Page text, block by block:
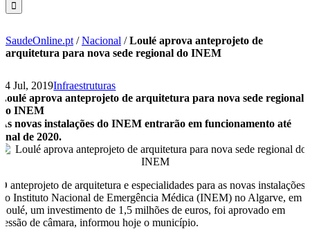
SaudeOnline.pt /Nacional /Loulé aprova anteprojeto de
arquitetura para nova sede regional do INEM
24 Jul, 2019Infraestruturas
Loulé aprova anteprojeto de arquitetura para nova sede regional
do INEM
As novas instalações do INEM entrarão em funcionamento até
final de 2020.
O anteprojeto de arquitetura e especialidades para as novas instalações
do Instituto Nacional de Emergência Médica (INEM) no Algarve, em
Loulé, um investimento de 1,5 milhões de euros, foi aprovado em
sessão de câmara, informou hoje o município.